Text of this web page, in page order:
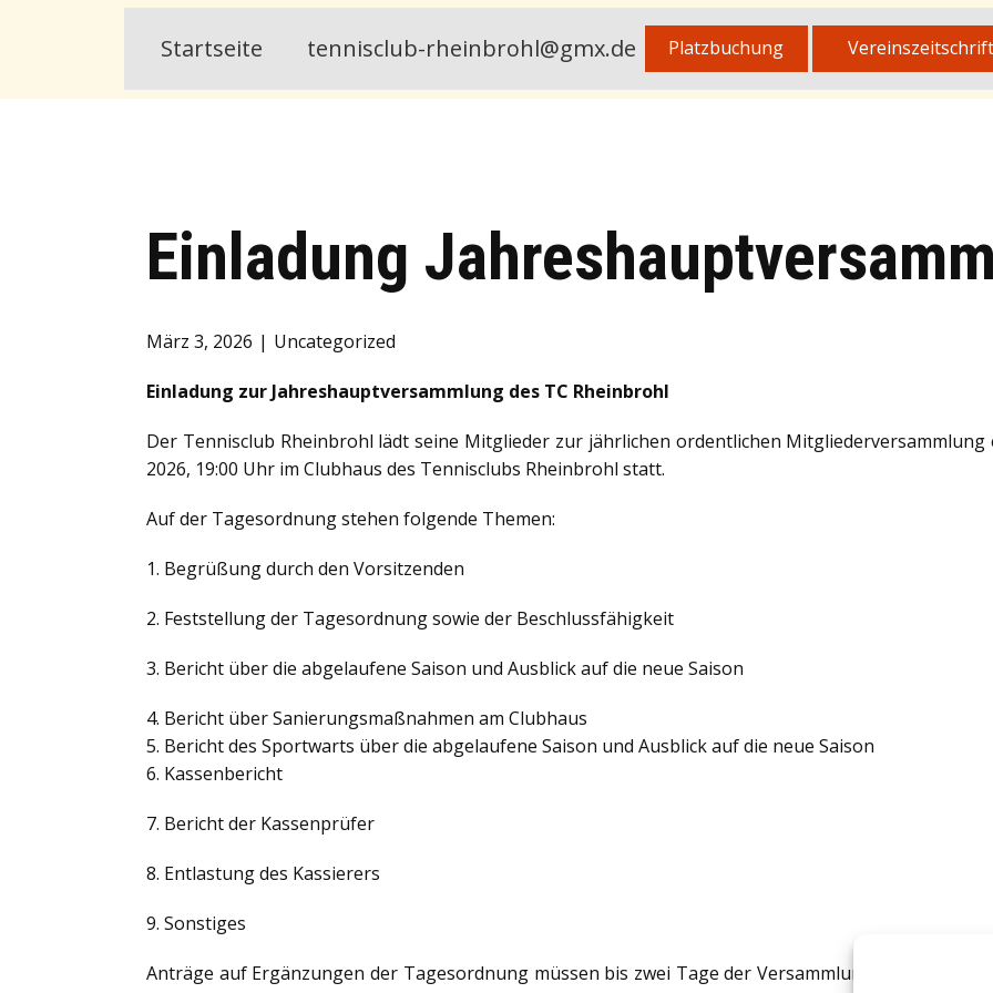
Startseite tennisclub-rheinbrohl@gmx.de Platzbuchung
Einladung
März 3, 2026 Uncategorized
Einladung zur Jahreshauptversammlung des TC Rheinbrohl
Der Tennisclub Rheinbrohl lädt seine Mitglieder zur jährlichen ordentlichen Mitgliederversammlung
2026, 19:00 Uhr im Clubhaus des Tennisclubs Rheinbrohl statt.
Auf der Tagesordnung stehen folgende Themen:
1. Begrüßung durch den Vorsitzenden
2. Feststellung der Tagesordnung sowie der Beschlussfähigkeit
3. Bericht über die abgelaufene Saison und Ausblick auf die neue Saison
4. Bericht über Sanierungsmaßnahmen am Clubhaus
5. Bericht des Sportwarts über die abgelaufene Saison und Ausblick auf die neue Saison
6. Kassenbericht
7. Bericht der Kassenprüfer
8. Entlastung des Kassierers
9. Sonstiges
Anträge auf Ergänzungen der Tagesordnung müssen bis zwei Tage der Versammlung schriftlich